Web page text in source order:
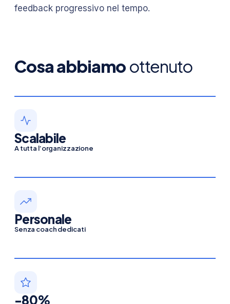
feedback progressivo nel tempo.
Cosa abbiamo ottenuto
Scalabile
A tutta l’organizzazione
Personale
Senza coach dedicati
-80%